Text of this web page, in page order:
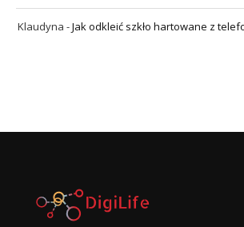
Klaudyna -Jak odkleić szkło hartowane z